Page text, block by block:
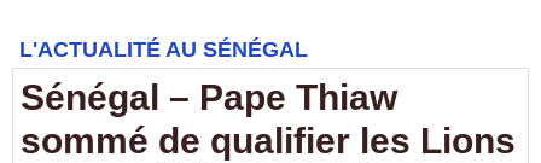
L'ACTUALITÉ AU SÉNÉGAL
Sénégal – Pape Thiaw
sommé de qualifier les Lions